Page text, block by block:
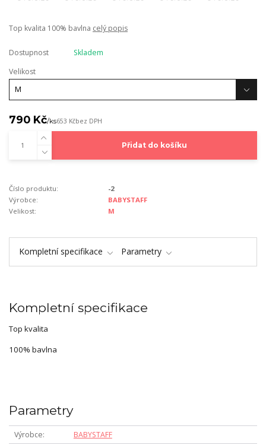
Top kvalita 100% bavlna celý popis
Dostupnost
Skladem
Velikost
790 Kč/ks653 Kčbez DPH
Přidat do košíku
Číslo produktu:
-2
Výrobce:
BABYSTAFF
Velikost:
M
Kompletní specifikace Parametry
Kompletní specifikace
Top kvalita
100% bavlna
Parametry
Výrobce
BABYSTAFF